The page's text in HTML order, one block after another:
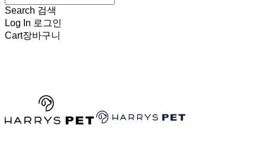
Search 검색
Log In 로그인
Cart장바구니